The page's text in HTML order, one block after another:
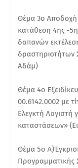
Θέμα 3ο Αποδοχή
κατάθεση 4ης -
δαπανών
δραστηριοτήτων
Αδάμ)
Θέμα 4ο
00.6142.0002 με
Ελεγκτή Λογιστή
καταστάσεων»
Θέμα 5ο
Προγραμματικής